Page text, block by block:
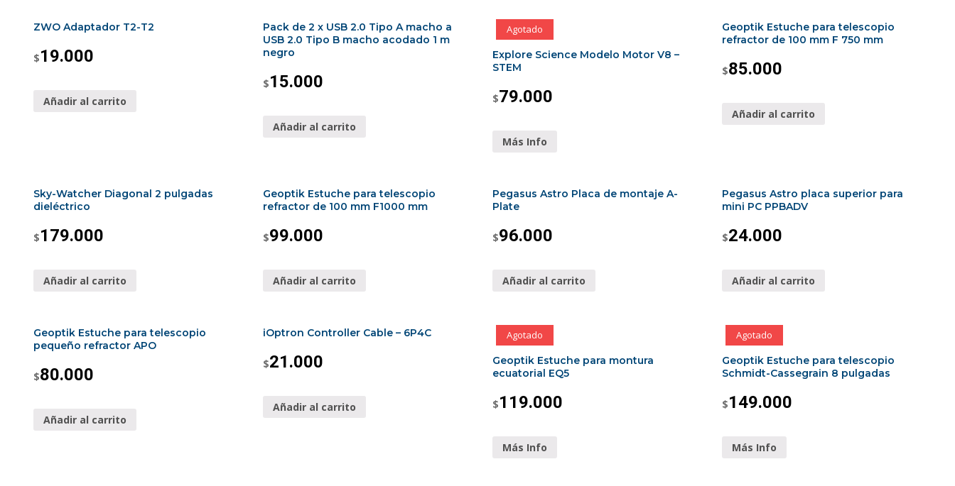
ZWO Adaptador T2-T2
$19.000
Añadir al carrito
Pack de 2 x USB 2.0 Tipo A macho a
USB 2.0 Tipo B macho acodado 1 m
negro
$15.000
Añadir al carrito
Agotado
Explore Science Modelo Motor V8 –
STEM
$79.000
Más Info
Geoptik Estuche para telescopio
refractor de 100 mm F 750 mm
$85.000
Añadir al carrito
Sky-Watcher Diagonal 2 pulgadas
dieléctrico
$179.000
Añadir al carrito
Geoptik Estuche para telescopio
refractor de 100 mm F1000 mm
$99.000
Añadir al carrito
Pegasus Astro Placa de montaje A-
Plate
$96.000
Añadir al carrito
Pegasus Astro placa superior para
mini PC PPBADV
$24.000
Añadir al carrito
Geoptik Estuche para telescopio
pequeño refractor APO
$80.000
Añadir al carrito
iOptron Controller Cable – 6P4C
$21.000
Añadir al carrito
Agotado
Geoptik Estuche para montura
ecuatorial EQ5
$119.000
Más Info
Agotado
Geoptik Estuche para telescopio
Schmidt-Cassegrain 8 pulgadas
$149.000
Más Info